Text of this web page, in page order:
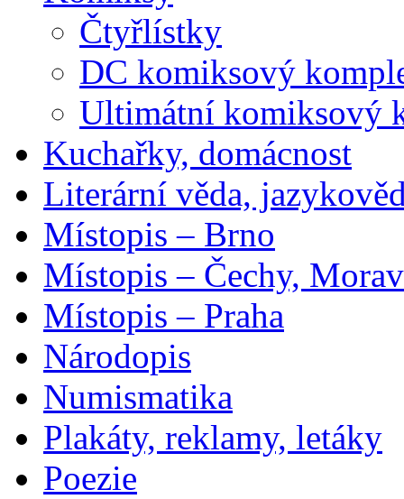
Čtyřlístky
DC komiksový
Ultimátní komiksový
Kuchařky, domácnost
Literární věda,
Místopis – Brno
Místopis – Čechy,
Místopis – Praha
Národopis
Numismatika
Plakáty, reklamy, letáky
Poezie